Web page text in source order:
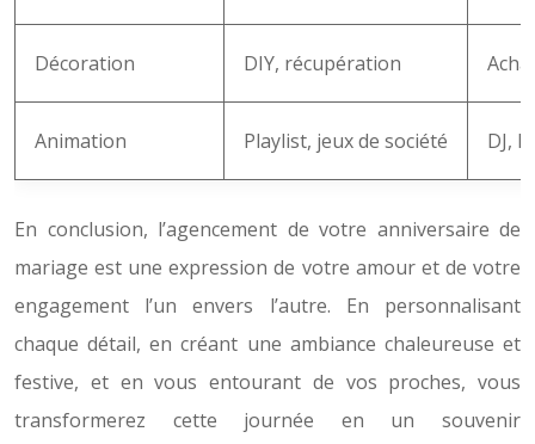
Décoration DIY, récupération
Animation Playlist, jeux de société DJ,
En conclusion, l’agencement de votre anniversaire de
mariage est une expression de votre amour et de votre
engagement l’un envers l’autre. En personnalisant
chaque détail, en créant une ambiance chaleureuse et
festive, et en vous entourant de vos proches, vous
transformerez cette journée en un souvenir